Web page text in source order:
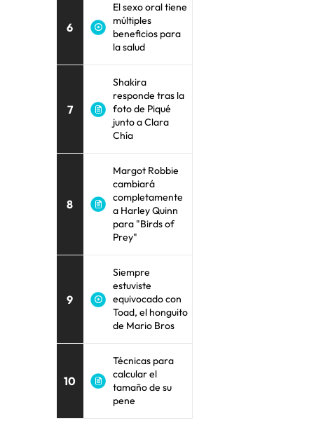
6
El sexo oral tiene
múltiples
beneficios para
la salud
7
Shakira
responde tras la
foto de Piqué
junto a Clara
Chía
8
Margot Robbie
cambiará
completamente
a Harley Quinn
para "Birds of
Prey"
9
Siempre
estuviste
equivocado con
Toad, el honguito
de Mario Bros
10
Técnicas para
calcular el
tamaño de su
pene